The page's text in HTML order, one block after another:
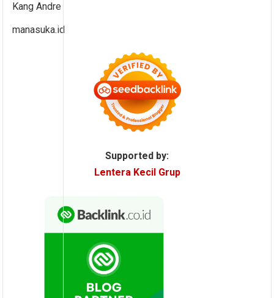
Kang Andre
manasuka.id
Supported by:
Lentera Kecil Grup